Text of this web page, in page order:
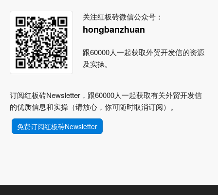
关注红板砖微信公众号：
hongbanzhuan
跟60000人一起获取外贸开发信的资源
及实操。
订阅红板砖Newsletter，跟60000人一起获取有关外贸开发信
的优质信息和实操（请放心，你可随时取消订阅）。
免费订阅红板砖Newsletter